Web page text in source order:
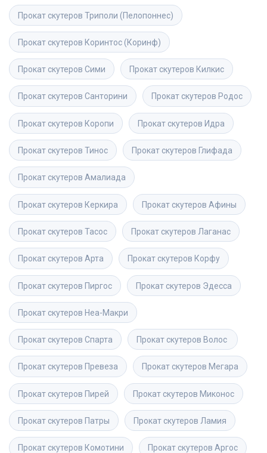
Прокат скутеров Триполи (Пелопоннес)
Прокат скутеров Коринтос (Коринф)
Прокат скутеров Сими Прокат скутеров Килкис
Прокат скутеров Санторини Прокат скутеров Родос
Прокат скутеров Коропи Прокат скутеров Идра
Прокат скутеров Тинос Прокат скутеров Глифада
Прокат скутеров Амалиада
Прокат скутеров Керкира Прокат скутеров Афины
Прокат скутеров Тасос Прокат скутеров Лаганас
Прокат скутеров Арта Прокат скутеров Корфу
Прокат скутеров Пиргос Прокат скутеров Эдесса
Прокат скутеров Неа-Макри
Прокат скутеров Спарта Прокат скутеров Волос
Прокат скутеров Превеза Прокат скутеров Мегара
Прокат скутеров Пирей Прокат скутеров Миконос
Прокат скутеров Патры Прокат скутеров Ламия
Прокат скутеров Комотини Прокат скутеров Аргос